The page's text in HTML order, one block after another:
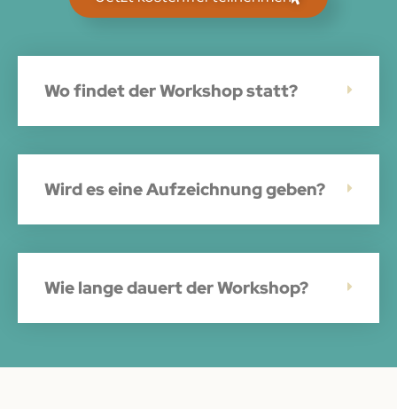
Wo findet der Workshop statt?
Wird es eine Aufzeichnung geben?
Wie lange dauert der Workshop?